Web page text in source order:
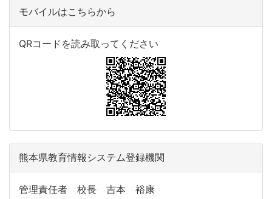
モバイルはこちらから
QRコードを読み取ってください
熊本県教育情報システム登録機関
管理責任者 校長 吉本 裕康